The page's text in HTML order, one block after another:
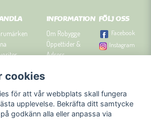
cookies
INFORMATION
Om Robygge
Öppettider &
Adress
Kontakta oss
Nyhetsbrev
Blogg
FÖLJ OSS
Facebook
Instagram
cookies
för att vår webbplats skall fungera
upplevelse. Bekräfta ditt samtycke
godkänn alla eller anpassa via